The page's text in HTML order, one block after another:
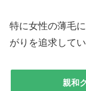
特に女性の薄毛
がりを追求してい
親和